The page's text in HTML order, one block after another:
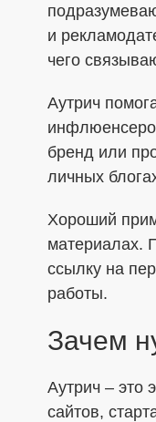
и
чего
Аутрич
бренд или
личных
Хороший
материалах.
ссылку на
работы.
Зачем
Аутрич – это
сайтов,